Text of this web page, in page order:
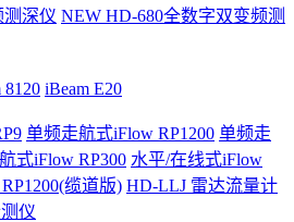
测深仪 NEW HD-680全数字双变频测
8120 iBeam E20
单频走航式iFlow RP1200 单频走
式iFlow RP300 水平/在线式iFlow
缆道版) HD-LLJ 雷达流量计
仪